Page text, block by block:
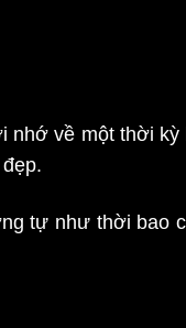
về một thời
tự như thời bao